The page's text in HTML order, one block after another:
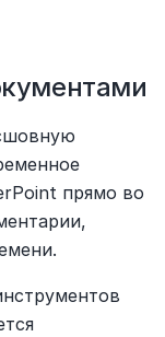
прямо во